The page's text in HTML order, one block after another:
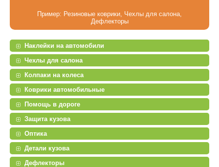
Пример: Резиновые коврики Чехлы для салона
Дефлекторы
Наклейки на автомобили
Чехлы для салона
Колпаки на колеса
Коврики автомобильные
Помощь в дороге
Защита кузова
Оптика
Детали кузова
Дефлекторы